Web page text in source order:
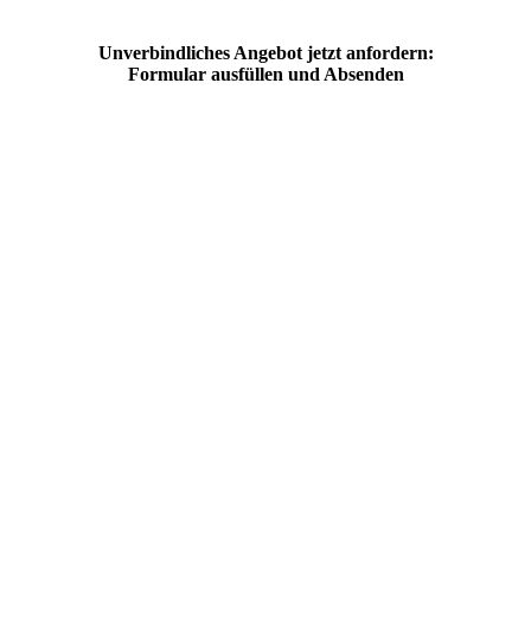
Unverbindliches Angebot jetzt anfordern:
Formular ausfüllen und Absenden